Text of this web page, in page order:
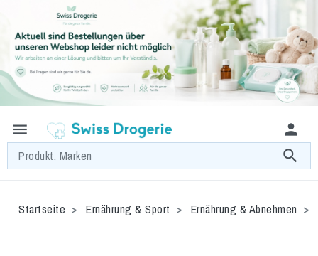
menu
Produkt, Marken search
person
Startseite Ernährung & Sport Ernährung & Abnehmen